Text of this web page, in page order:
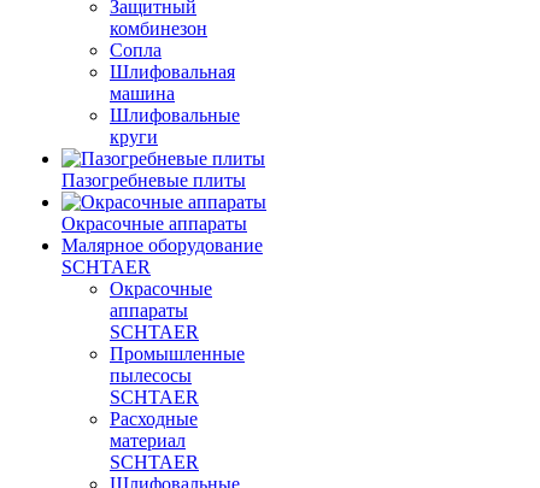
Защитный
комбинезон
Сопла
Шлифовальная
машина
Шлифовальные
круги
Пазогребневые плиты
Окрасочные аппараты
Малярное оборудование
SCHTAER
Окрасочные
аппараты
SCHTAER
Промышленные
пылесосы
SCHTAER
Расходные
материал
SCHTAER
Шлифовальные